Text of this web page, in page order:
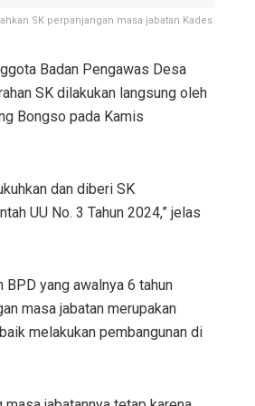
SK perpanjangan masa jabatan Kades.
Badan Pengawas Desa
SK dilakukan langsung oleh
Bongso pada Kamis
dan diberi SK
UU No. 3 Tahun 2024,” jelas
BPD yang awalnya 6 tahun
masa jabatan merupakan
melakukan pembangunan di